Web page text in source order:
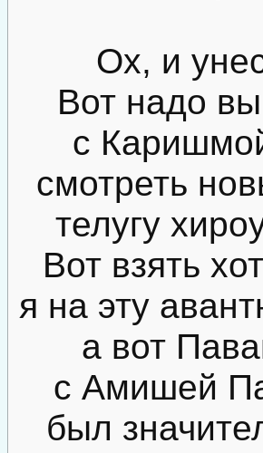
Ох, и
Вот надо
с
смотреть
телугу
Вот взять
я на эту
а вот
с Амишей
был